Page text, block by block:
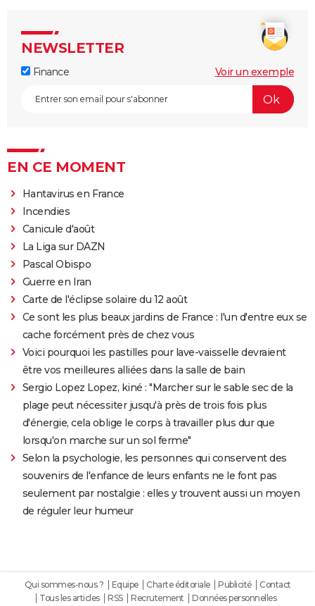
NEWSLETTER
Finance Voir un exemple
EN CE MOMENT
Hantavirus en France
Incendies
Canicule d'août
La Liga sur DAZN
Pascal Obispo
Guerre en Iran
Carte de l'éclipse solaire du 12 août
Ce sont les plus beaux jardins de France : l'un d'entre eux se
cache forcément près de chez vous
Voici pourquoi les pastilles pour lave-vaisselle devraient
être vos meilleures alliées dans la salle de bain
Sergio Lopez Lopez, kiné : "Marcher sur le sable sec de la
plage peut nécessiter jusqu'à près de trois fois plus
d'énergie, cela oblige le corps à travailler plus dur que
lorsqu'on marche sur un sol ferme"
Selon la psychologie, les personnes qui conservent des
souvenirs de l'enfance de leurs enfants ne le font pas
seulement par nostalgie : elles y trouvent aussi un moyen
de réguler leur humeur
Qui sommes-nous ? Equipe Charte éditoriale Publicité
Contact
Tous les articles
RSS Recrutement Données personnelles